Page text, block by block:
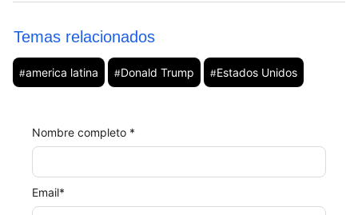
Temas relacionados
#america latina #Donald Trump #Estados Unidos
Nombre completo *
Email*